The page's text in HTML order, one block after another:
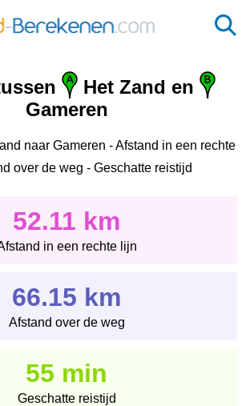
Het Zand en
Gameren
naar Gameren - Afstand in een rechte
over de weg - Geschatte reistijd
52.11 km
in een rechte lijn
66.15 km
Afstand over de weg
55 min
Geschatte reistijd